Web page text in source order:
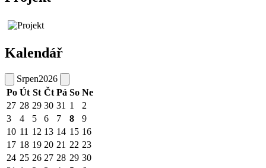
Kalendář
Srpen2026
Po Út St Čt Pá So Ne
27 28 29 30 31 1
2
3
4 5 6 7 8
9
10 11 12 13 14 15 16
17 18 19 20 21 22 23
24 25 26 27 28 29 30